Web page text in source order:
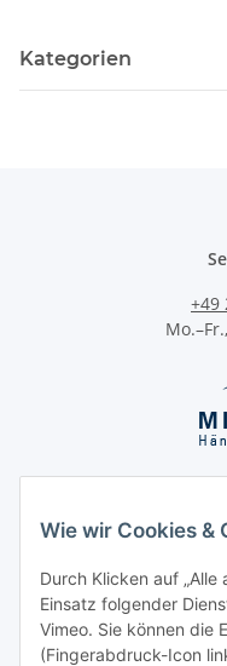
Wie wir Cookies &
Durch Klicken auf
Einsatz folgender
Vimeo. Sie können die
(Fingerabdruck-Icon
Kategorien
+49
Kategorien